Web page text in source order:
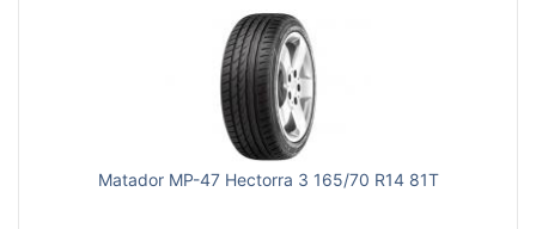
Matador MP-47 Hectorra 3 165/70 R14 81T